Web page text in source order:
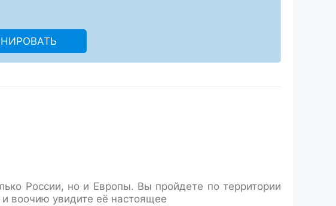
России, но и Европы. Вы пройдете по территории
воочию увидите её настоящее